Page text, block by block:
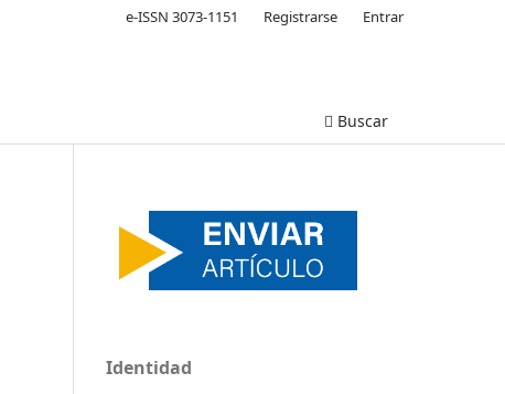
Buscar
e-ISSN 3073-1151 Registrarse Entrar
Identidad